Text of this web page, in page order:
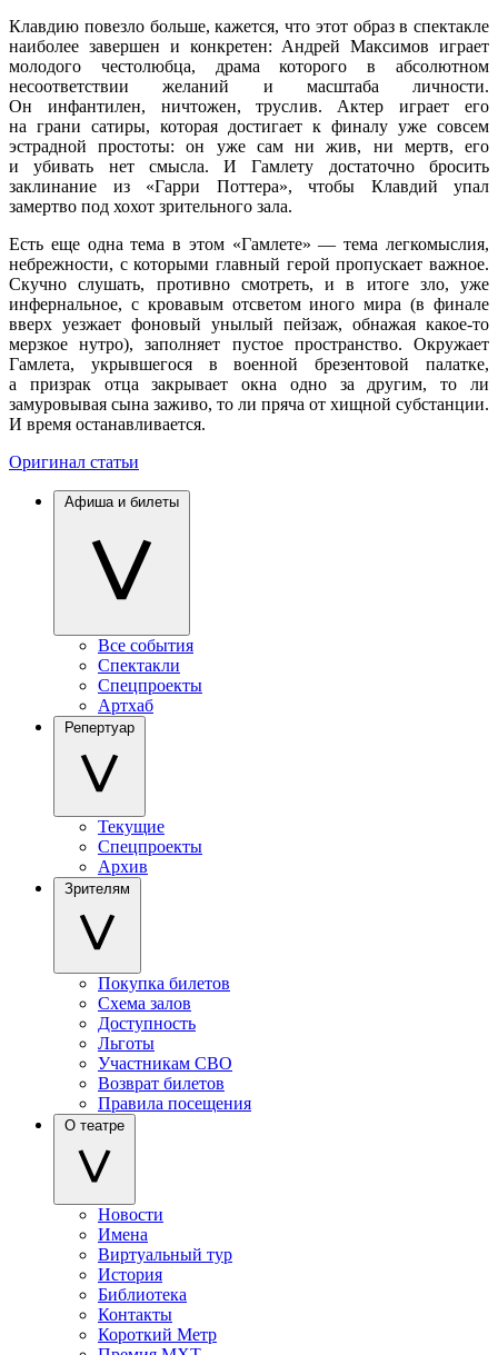
Клавдию повезло больше, кажется, что этот образ в спектакле
наиболее завершен и конкретен: Андрей Максимов играет
молодого честолюбца, драма которого в абсолютном
несоответствии желаний и масштаба личности.
Он инфантилен, ничтожен, труслив. Актер играет его
на грани сатиры, которая достигает к финалу уже совсем
эстрадной простоты: он уже сам ни жив, ни мертв, его
и убивать нет смысла. И Гамлету достаточно бросить
заклинание из «Гарри Поттера», чтобы Клавдий упал
замертво под хохот зрительного зала.
Есть еще одна тема в этом «Гамлете» — тема легкомыслия,
небрежности, с которыми главный герой пропускает важное.
Скучно слушать, противно смотреть, и в итоге зло, уже
инфернальное, с кровавым отсветом иного мира (в финале
вверх уезжает фоновый унылый пейзаж, обнажая какое-то
мерзкое нутро), заполняет пустое пространство. Окружает
Гамлета, укрывшегося в военной брезентовой палатке,
а призрак отца закрывает окна одно за другим, то ли
замуровывая сына заживо, то ли пряча от хищной субстанции.
И время останавливается.
Оригинал статьи
Афиша и билеты
Все события
Спектакли
Спецпроекты
Артхаб
Репертуар
Текущие
Спецпроекты
Архив
Зрителям
Покупка билетов
Схема залов
Доступность
Льготы
Участникам СВО
Возврат билетов
Правила посещения
О театре
Новости
Имена
Виртуальный тур
История
Библиотека
Контакты
Короткий Метр